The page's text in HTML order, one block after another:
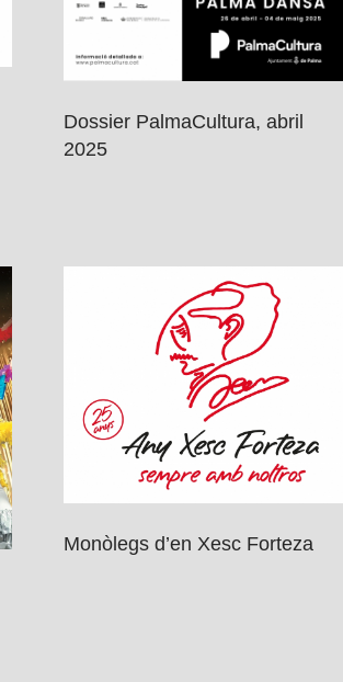
Dossier PalmaCultura, abril
2025
Monòlegs d’en Xesc Forteza